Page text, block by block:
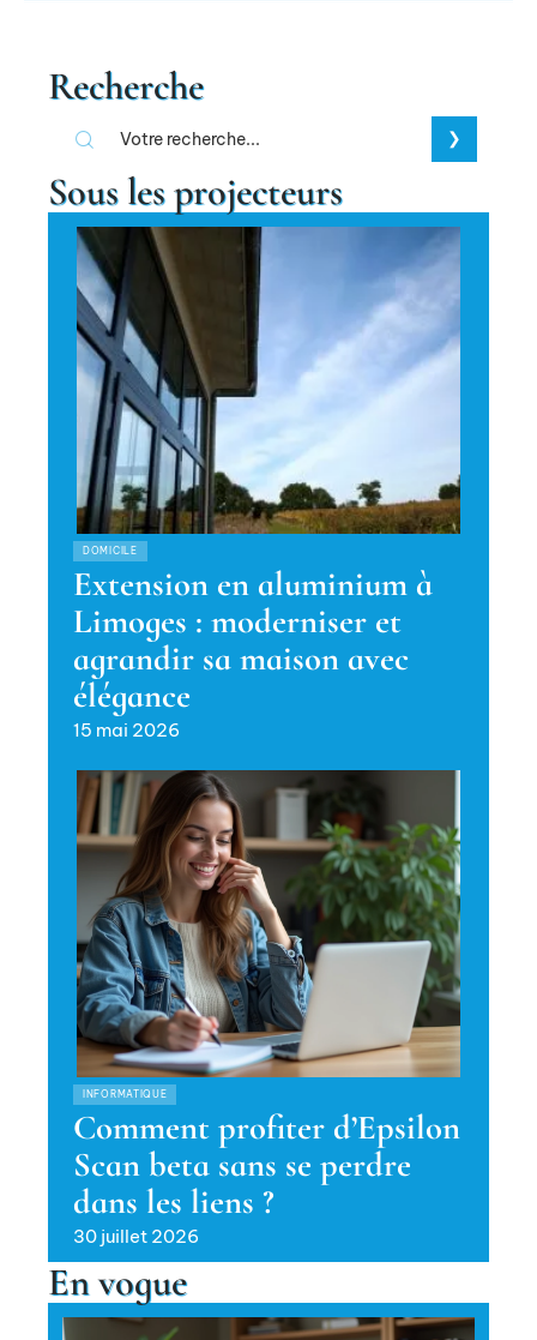
Recherche
Sous les projecteurs
DOMICILE
Extension en aluminium à
Limoges : moderniser et
agrandir sa maison avec
élégance
15 mai 2026
INFORMATIQUE
Comment profiter d’Epsilon
Scan beta sans se perdre
dans les liens ?
30 juillet 2026
En vogue